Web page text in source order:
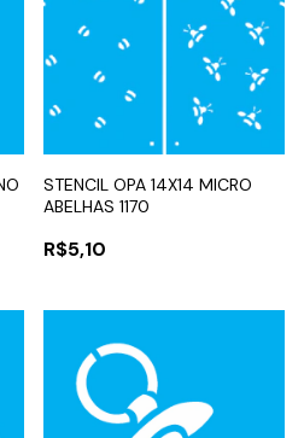
STENCIL OPA 14X14 MICRO
ABELHAS 1170
R$5,10